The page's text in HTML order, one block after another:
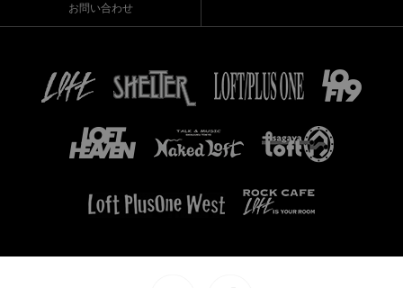
お問い合わせ